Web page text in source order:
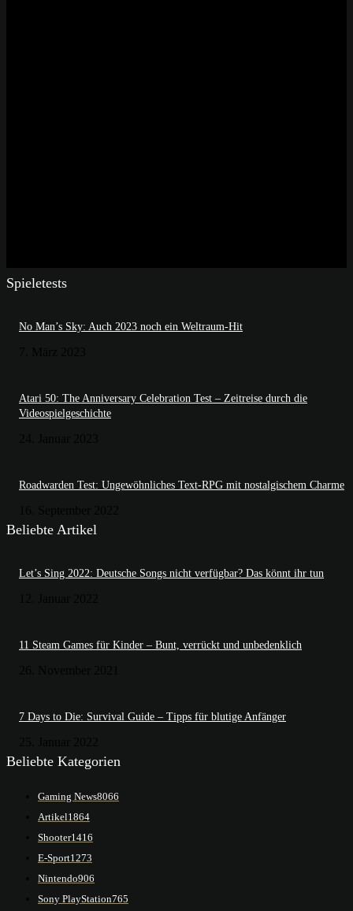
Spieletests
No Man’s Sky: Auch 2023 noch ein Weltraum-Hit
Atari 50: The Anniversary Celebration Test – Zeitreise durch die
Videospielgeschichte
Roadwarden Test: Ungewöhnliches Text-RPG mit nostalgischem Charme
Beliebte Artikel
Let’s Sing 2022: Deutsche Songs nicht verfügbar? Das könnt ihr tun
11 Steam Games für Kinder – Bunt, verrückt und unbedenklich
7 Days to Die: Survival Guide – Tipps für blutige Anfänger
Beliebte Kategorien
Gaming News8066
Artikel1864
Shooter1416
E-Sport1273
Nintendo906
Sony PlayStation765